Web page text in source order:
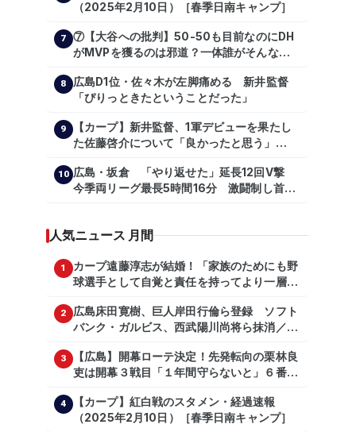
（2025年2月10日）［春季日南キャンプ］
7
⑦【大谷への批判】50-50も目前なのにDH
がMVPを獲るのは邪道？一体誰がそんな事
【shoheiohtani】【池田親興】【高橋慶
彦】【広島東洋カープ】【プロ野球】
8
広島D1位・佐々木が左脚痛める 新井監督
「ぴりっときたということだった」
9
【カープ】新井監督、1軍デビューを果たし
た佐藤啓介について「良かったと思う」
10 広島・坂倉 「やり返せた」延長12回V撃
今季両リーグ最長5時間16分 激闘制し首位
人気ニュース 月間
1
カープ遠藤淳志が結婚！「家族のためにも野
球選手として自覚と責任を持ってより一層頑
2
広島床田寛樹、巨人岸田行倫ら登録 ソフト
バンク・ガルビス、西武陽川尚将ら抹消／２
3
【広島】開幕ローテ決定！先発転向の栗林良
吏は開幕３戦目「１年間守らないと」６番手
4
【カープ】紅白戦のスタメン・経過速報
（2025年2月10日）［春季日南キャンプ］